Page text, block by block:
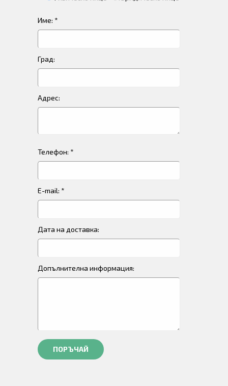
Име: *
Град:
Адрес:
Телефон: *
E-mail: *
Дата на доставка:
Допълнителна информация:
ПОРЪЧАЙ